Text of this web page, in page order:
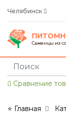
Челябинск
Саженцы из
Сравнение
⭐ Главная